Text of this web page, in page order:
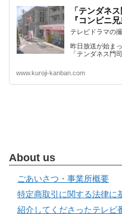
「テンダネ
『コンビニ兄
テレビドラマの
昨日放送が始ま
「テンダネス門
www.kuroji-kanban.com
About us
ごあいさつ・事業所概要
特定商取引に関する法律に
紹介してくださったテレビ